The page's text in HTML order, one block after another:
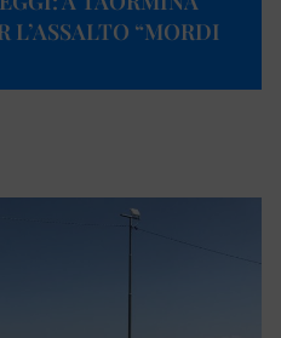
L’ASSALTO “MORDI